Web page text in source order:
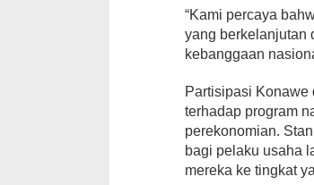
“Kami percaya
yang berkelanjutan
kebanggaan
Partisipasi Konawe
terhadap program
perekonomian.
bagi pelaku usaha
mereka ke tingkat